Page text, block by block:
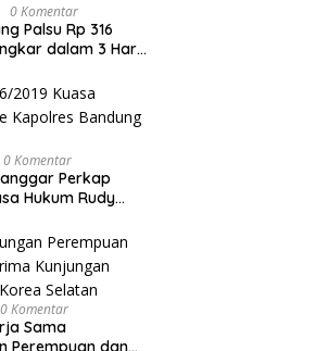
0 Komentar
Palsu Rp 316
dalam 3 Hari,
0 Komentar
Perkap
Hukum Rudy
.
0 Komentar
Sama
Perempuan dan